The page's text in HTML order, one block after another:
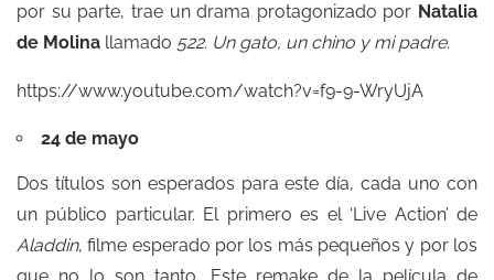
por su parte, trae un drama protagonizado por Natalia
de Molina llamado 522. Un gato, un chino y mi padre.
https://www.youtube.com/watch?v=f9-9-WryUjA
24 de mayo
Dos títulos son esperados para este día, cada uno con
un público particular. El primero es el ‘Live Action’ de
Aladdin, filme esperado por los más pequeños y por los